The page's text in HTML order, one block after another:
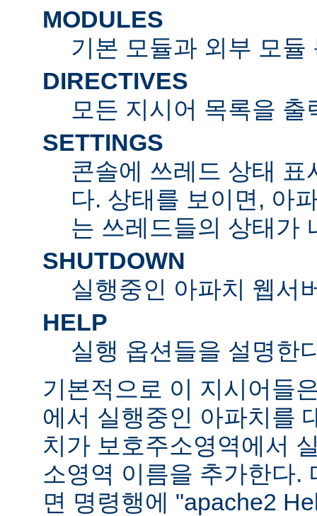
MODULES
기본 모듈과 외부 모듈
DIRECTIVES
모든 지시어 목록을 출
SETTINGS
콘솔에 쓰레드 상태 표
다. 상태를 보이면, 아
는 쓰레드들의 상태가
SHUTDOWN
실행중인 아파치 웹서
HELP
실행 옵션들을 설명한
기본적으로 이 지시어들
에서 실행중인 아파치를
치가 보호주소영역에서
소영역 이름을 추가한다.
면 명령행에 "apache2